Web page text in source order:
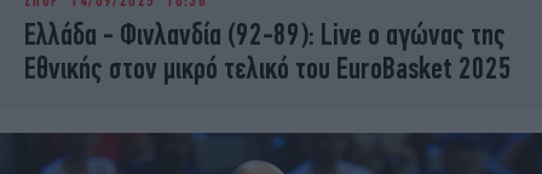
Ελλάδα - Φινλανδία (92-89): Live ο αγώνας της
Εθνικής στον μικρό τελικό του EuroBasket 2025